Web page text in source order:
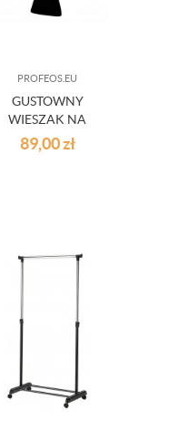
PROFEOS.EU
GUSTOWNY
WIESZAK NA
BIŻUTERIĘ
MELODY CZARNY
89,00zł